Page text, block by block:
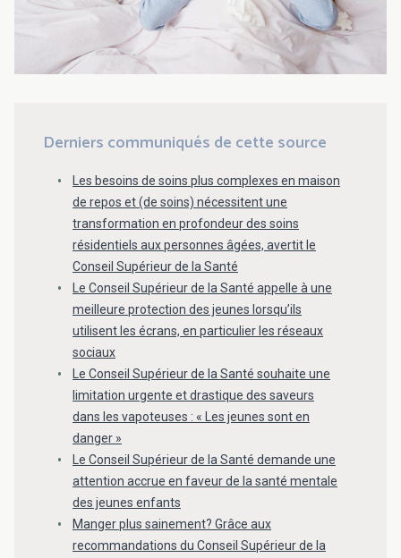
Derniers communiqués de cette source
Les besoins de soins plus complexes en maison
de repos et (de soins) nécessitent une
transformation en profondeur des soins
résidentiels aux personnes âgées, avertit le
Conseil Supérieur de la Santé
Le Conseil Supérieur de la Santé appelle à une
meilleure protection des jeunes lorsqu’ils
utilisent les écrans, en particulier les réseaux
sociaux
Le Conseil Supérieur de la Santé souhaite une
limitation urgente et drastique des saveurs
dans les vapoteuses : « Les jeunes sont en
danger »
Le Conseil Supérieur de la Santé demande une
attention accrue en faveur de la santé mentale
des jeunes enfants
Manger plus sainement? Grâce aux
recommandations du Conseil Supérieur de la